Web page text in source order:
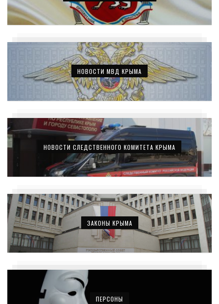
НОВОСТИ МВД КРЫМА
НОВОСТИ СЛЕДСТВЕННОГО КОМИТЕТА КРЫМА
ЗАКОНЫ КРЫМА
ПЕРСОНЫ